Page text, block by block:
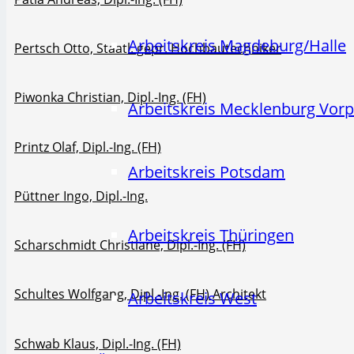
Arbeitskreis Magdeburg/Halle
Arbeitskreis Mecklenburg
Arbeitskreis Potsdam
Arbeitskreis Thüringen
Arbeitskreis West
Pertsch Otto, Staatl. gepr. Hochbautechniker
Piwonka Christian, Dipl.-Ing. (FH)
Printz Olaf, Dipl.-Ing. (FH)
Püttner Ingo, Dipl.-Ing.
Scharschmidt Christiane, Dipl.-Ing. (FH)
Schultes Wolfgang, Dipl.-Ing. (FH) Architekt
Schwab Klaus, Dipl.-Ing. (FH)